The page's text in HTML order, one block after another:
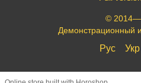
©
Демонстрационный
Рус Укр